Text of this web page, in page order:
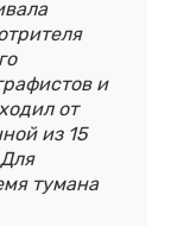
и
от
из 15
тумана